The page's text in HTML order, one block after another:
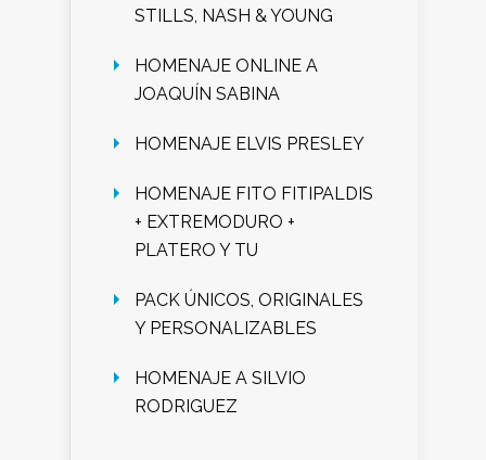
STILLS, NASH & YOUNG
HOMENAJE ONLINE A
JOAQUÍN SABINA
HOMENAJE ELVIS PRESLEY
HOMENAJE FITO FITIPALDIS
+ EXTREMODURO +
PLATERO Y TU
PACK ÚNICOS, ORIGINALES
Y PERSONALIZABLES
HOMENAJE A SILVIO
RODRIGUEZ